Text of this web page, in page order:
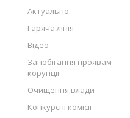
Актуально
Гаряча лінія
Відео
Запобігання проявам
корупції
Очищення влади
Конкурсні комісії